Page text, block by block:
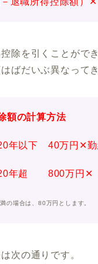
除を引くことがで
ばだいぶ異なって
額の計算方法
年以下 40万円✕勤
年超 800万円✕
の場合は、80万円とします。
次の通りです。